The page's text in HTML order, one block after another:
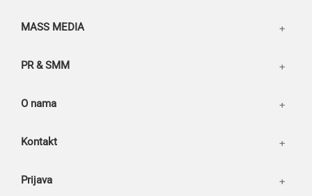
MASS MEDIA
PR & SMM
O nama
Kontakt
Prijava